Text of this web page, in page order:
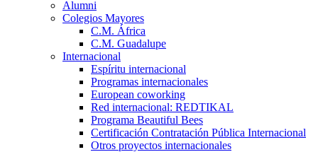
Alumni
Colegios Mayores
C.M. África
C.M. Guadalupe
Internacional
Espíritu internacional
Programas internacionales
European coworking
Red internacional: REDTIKAL
Programa Beautiful Bees
Certificación Contratación Pública Internacional
Otros proyectos internacionales